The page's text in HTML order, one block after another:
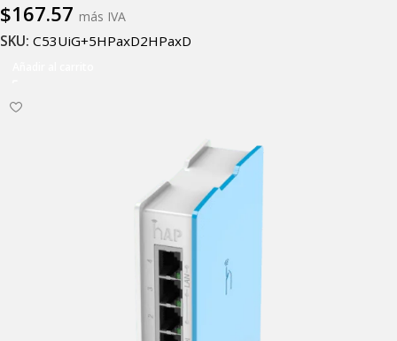
$167.57 más IVA
SKU: C53UiG+5HPaxD2HPaxD